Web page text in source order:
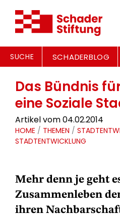
SUCHE SCHADERBLOG
Das Bündnis
eine Soziale
Artikel vom 04.02.2014
HOME / THEMEN /
STADTENTWICKLUNG
Mehr denn je geht
Zusammenleben
ihren